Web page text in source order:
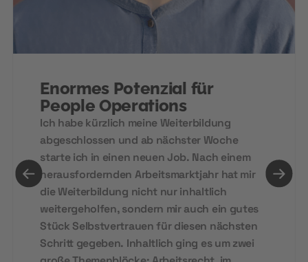
Enormes Potenzial für
People Operations
Ich habe kürzlich meine Weiterbildung
abgeschlossen und ab nächster Woche
starte ich in einen neuen Job. Nach einem
herausfordernden Arbeitsmarktjahr hat mir
die Weiterbildung nicht nur inhaltlich
weitergeholfen, sondern mir auch ein gutes
Stück Selbstvertrauen für diesen nächsten
Schritt gegeben. Inhaltlich ging es um zwei